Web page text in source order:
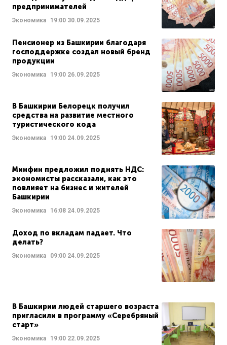
предпринимателей
Экономика 19:00 30.09.2025
Пенсионер из Башкирии благодаря
господдержке создал новый бренд
продукции
Экономика 19:00 26.09.2025
В Башкирии Белорецк получил
средства на развитие местного
туристического кода
Экономика 19:00 24.09.2025
Минфин предложил поднять НДС:
экономисты рассказали, как это
повлияет на бизнес и жителей
Башкирии
Экономика 16:08 24.09.2025
Доход по вкладам падает. Что
делать?
Экономика 09:00 24.09.2025
В Башкирии людей старшего возраста
пригласили в программу «Серебряный
старт»
Экономика 19:00 22.09.2025